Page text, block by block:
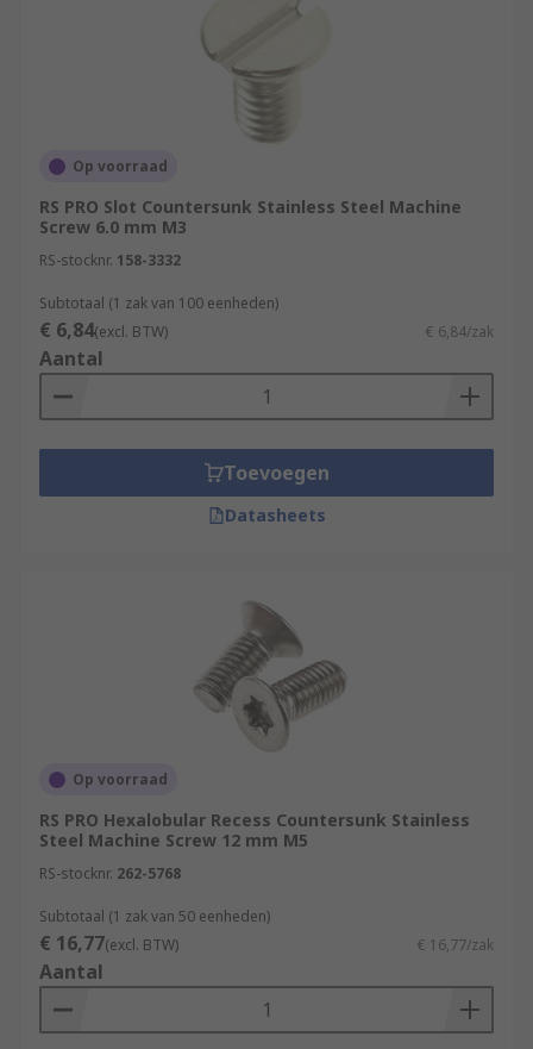
Op voorraad
RS PRO Slot Countersunk Stainless Steel Machine
Screw 6.0 mm M3
RS-stocknr. 158-3332
Subtotaal (1 zak van 100 eenheden)
€ 6,84(excl. BTW) € 6,84/zak
Aantal
Toevoegen
Datasheets
Op voorraad
RS PRO Hexalobular Recess Countersunk Stainless
Steel Machine Screw 12 mm M5
RS-stocknr. 262-5768
Subtotaal (1 zak van 50 eenheden)
€ 16,77(excl. BTW) € 16,77/zak
Aantal